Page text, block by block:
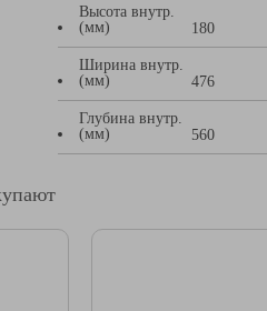
Высота внутр.
(мм)
180
Ширина внутр.
(мм)
476
Глубина внутр.
(мм)
560